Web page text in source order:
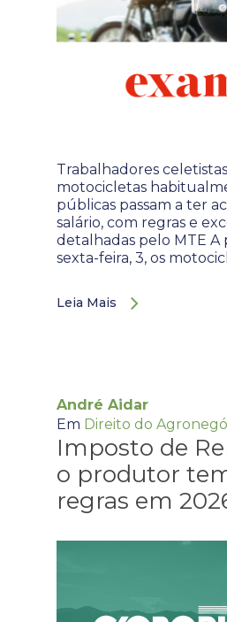
Trabalhadores
motocicletas
públicas passam a ter
salário, com regras e
detalhadas pelo MTE A
sexta-feira, 3, os
Leia Mais
André Aidar
Em Direito do
Imposto de
o produtor
regras em